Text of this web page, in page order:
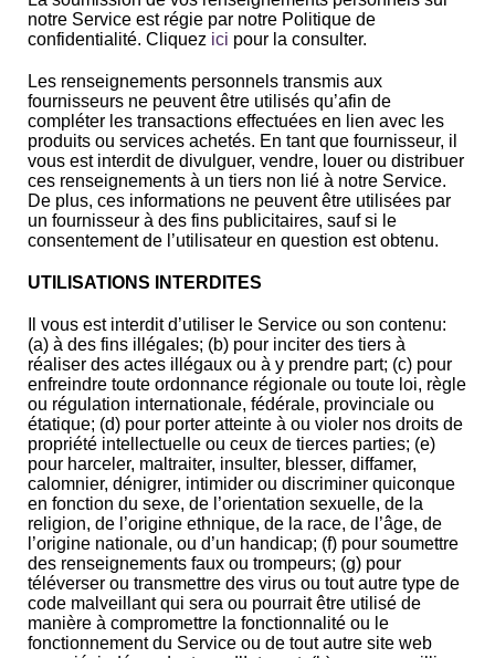
notre Service est régie par notre Politique de
confidentialité. Cliquez ici pour la consulter.
Les renseignements personnels transmis aux
fournisseurs ne peuvent être utilisés qu’afin de
compléter les transactions effectuées en lien avec les
produits ou services achetés. En tant que fournisseur, il
vous est interdit de divulguer, vendre, louer ou distribuer
ces renseignements à un tiers non lié à notre Service.
De plus, ces informations ne peuvent être utilisées par
un fournisseur à des fins publicitaires, sauf si le
consentement de l’utilisateur en question est obtenu.
UTILISATIONS INTERDITES
Il vous est interdit d’utiliser le Service ou son contenu:
(a) à des fins illégales; (b) pour inciter des tiers à
réaliser des actes illégaux ou à y prendre part; (c) pour
enfreindre toute ordonnance régionale ou toute loi, règle
ou régulation internationale, fédérale, provinciale ou
étatique; (d) pour porter atteinte à ou violer nos droits de
propriété intellectuelle ou ceux de tierces parties; (e)
pour harceler, maltraiter, insulter, blesser, diffamer,
calomnier, dénigrer, intimider ou discriminer quiconque
en fonction du sexe, de l’orientation sexuelle, de la
religion, de l’origine ethnique, de la race, de l’âge, de
l’origine nationale, ou d’un handicap; (f) pour soumettre
des renseignements faux ou trompeurs; (g) pour
téléverser ou transmettre des virus ou tout autre type de
code malveillant qui sera ou pourrait être utilisé de
manière à compromettre la fonctionnalité ou le
fonctionnement du Service ou de tout autre site web